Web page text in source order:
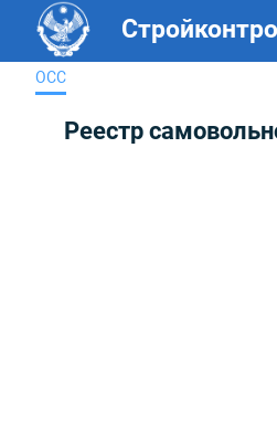
ОСС
Реестр